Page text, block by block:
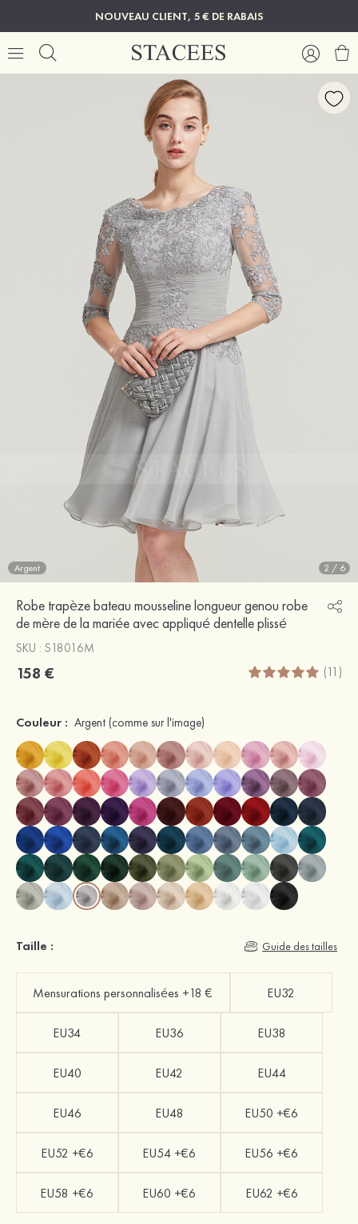
NOUVEAU CLIENT, 5 € DE RABAIS
Argent 2 / 6
Robe trapèze bateau mousseline longueur genou robe
de mère de la mariée avec appliqué dentelle plissé
SKU : S18016M
158 € (11)
Couleur : Argent (comme sur l'image)
Taille : Guide des tailles
Mensurations personnalisées +18 € EU32
EU34 EU36 EU38
EU40 EU42 EU44
EU46 EU48 EU50 +€6
EU52 +€6 EU54 +€6 EU56 +€6
EU58 +€6 EU60 +€6 EU62 +€6